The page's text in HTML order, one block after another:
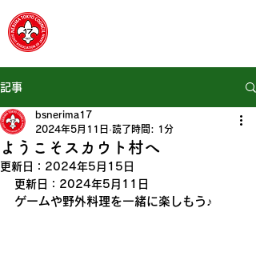
記事
ようこそスカウト村へ
bsnerima17
2024年5月11日 読了時間: 1分
更新日： 2024年5月15日
更新日：2024年5月11日
ゲームや野外料理を一緒に楽しもう♪